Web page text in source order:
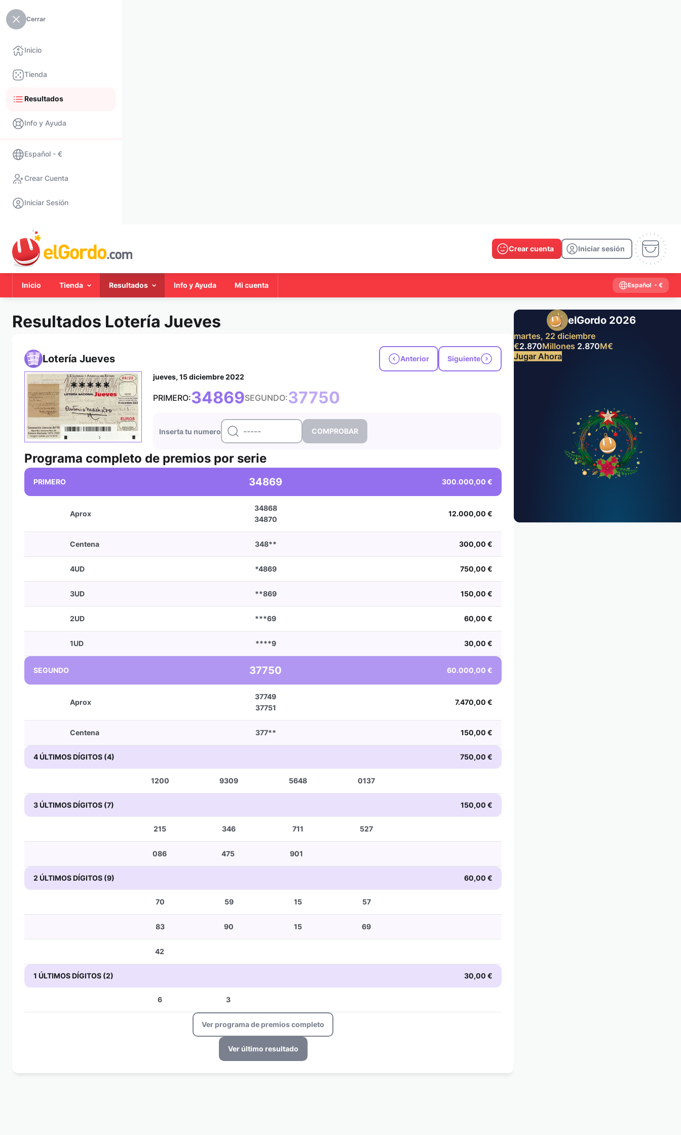
Cerrar
Inicio
Tienda
Resultados
Info y Ayuda
Español - €
Crear Cuenta
Iniciar Sesión
Crear cuenta Iniciar sesión
Inicio Tienda Resultados Info y Ayuda Mi cuenta Español - €
Resultados Lotería Jueves
Lotería Jueves Anterior Siguiente
jueves, 15 diciembre 2022
PRIMERO:34869SEGUNDO:37750
Inserta tu numero
*****
Programa completo de premios por serie
PRIMERO 34869 300.000,00 €
Aprox
34868
34870
12.000,00 €
Centena 348** 300,00 €
4UD *4869 750,00 €
3UD **869 150,00 €
2UD ***69 60,00 €
1UD ****9 30,00 €
SEGUNDO 37750 60.000,00 €
Aprox
37749
37751
7.470,00 €
Centena 377** 150,00 €
4 ÚLTIMOS DÍGITOS (4) 750,00 €
1200 9309 5648 0137
3 ÚLTIMOS DÍGITOS (7) 150,00 €
215 346 711 527
086 475 901
2 ÚLTIMOS DÍGITOS (9) 60,00 €
70 59 15 57
83 90 15 69
42
1 ÚLTIMOS DÍGITOS (2) 30,00 €
6 3
Ver programa de premios completo
Ver último resultado
elGordo 2026
martes, 22 diciembre
€2.870Millones 2.870M€
Jugar Ahora
2023 2022
2018 2017 2016 2015
2012 2011 2010 2009
2006 2005 2004 2003